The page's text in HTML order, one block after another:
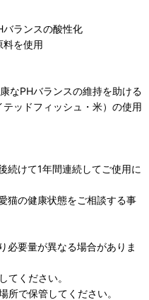
ランスの酸性化
料を使用
なPHバランスの維持を助ける
ッドフィッシュ・米）の使用
続けて1年間連続してご使用に
猫の健康状態をご相談する事
必要量が異なる場合がありま
ください。
で保管してください。